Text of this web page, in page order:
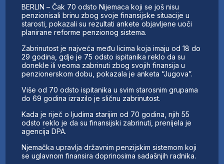
BERLIN – Čak 70 odsto Nijemaca koji se još nisu
penzionisali brinu zbog svoje finansijske situacije u
starosti, pokazali su rezultati ankete objavljene uoči
planirane reforme penzionog sistema.
Zabrinutost je najveća među licima koja imaju od 18 do
29 godina, gdje je 75 odsto ispitanika reklo da su
donekle ili veoma zabrinuti zbog svojih finansija u
penzionerskom dobu, pokazala je anketa “Jugova”.
Više od 70 odsto ispitanika u svim starosnim grupama
do 69 godina izrazilo je sličnu zabrinutost.
Kada je riječ o ljudima starijim od 70 godina, njih 55
odsto reklo je da su finansijski zabrinuti, prenijela je
agencija DPA.
Njemačka upravlja državnim penzijskim sistemom koji
se uglavnom finansira doprinosima sadašnjih radnika.